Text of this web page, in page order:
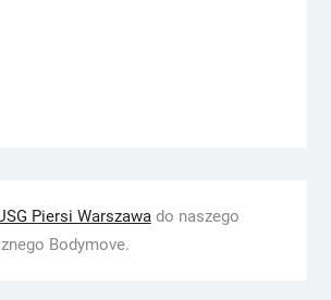
Piersi Warszawado naszego
Bodymove.